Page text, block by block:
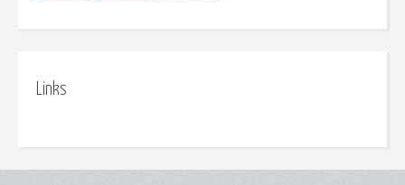
Links